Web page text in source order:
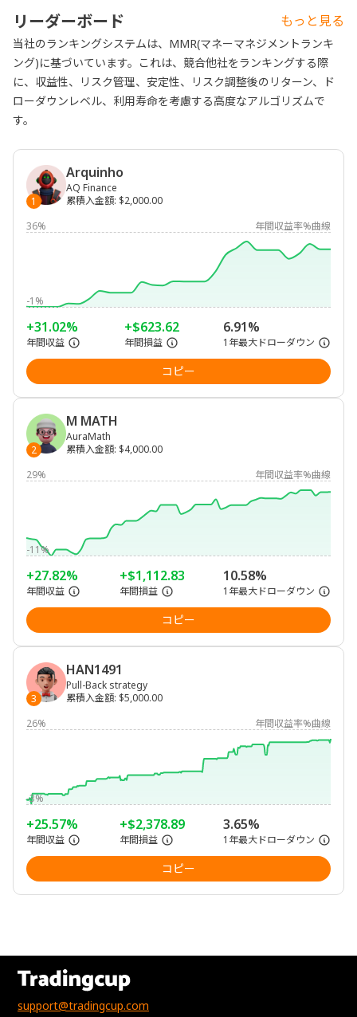
リーダーボード もっと見る
当社のランキングシステムは、MMR(マネーマネジメントランキ
ング)に基づいています。これは、競合他社をランキングする際
に、収益性、リスク管理、安定性、リスク調整後のリターン、ド
ローダウンレベル、利用寿命を考慮する高度なアルゴリズムで
す。
1
Arquinho
AQ Finance
累積入金額: $2,000.00
36%
年間収益率%曲線
-1%
+31.02%
年間収益
+$623.62
年間損益
6.91%
1年最大ドローダウン
コピー
2
M MATH
AuraMath
累積入金額: $4,000.00
29%
年間収益率%曲線
-11%
+27.82%
年間収益
+$1,112.83
年間損益
10.58%
1年最大ドローダウン
コピー
3
HAN1491
Pull-Back strategy
累積入金額: $5,000.00
26%
年間収益率%曲線
-3%
+25.57%
年間収益
+$2,378.89
年間損益
3.65%
1年最大ドローダウン
コピー
support@tradingcup.com